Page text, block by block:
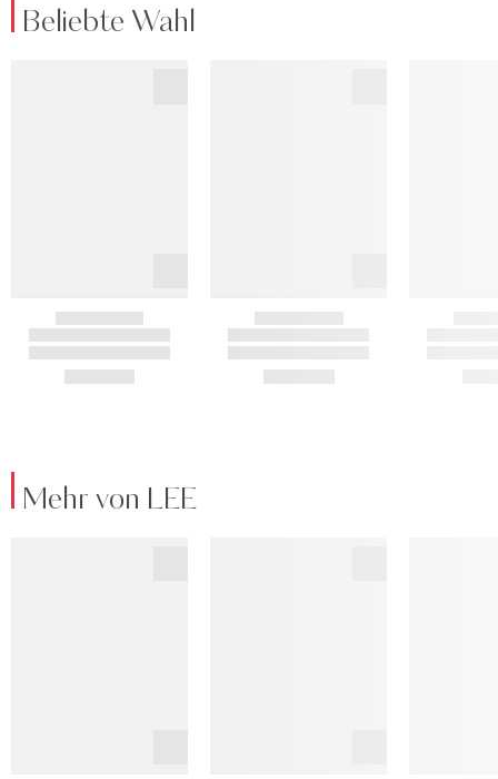
Beliebte Wahl
Mehr von LEE